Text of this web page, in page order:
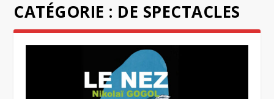
CATÉGORIE : DE SPECTACLES